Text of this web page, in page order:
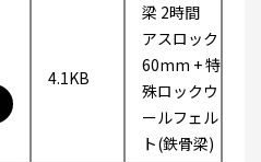
4.1KB
梁 2時間
アスロック
60mm + 特
殊ロックウ
ールフェル
ト(鉄骨梁)